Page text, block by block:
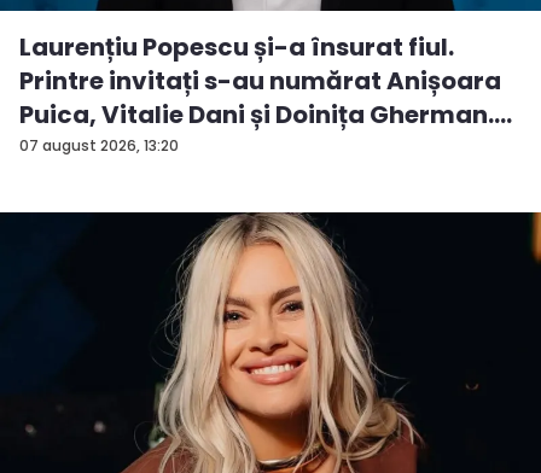
07 august 2026, 13:20
Laurențiu Popescu și-a însurat fiul.
Printre invitați s-au numărat Anișoara
Puica, Vitalie Dani și Doinița Gherman.
P...